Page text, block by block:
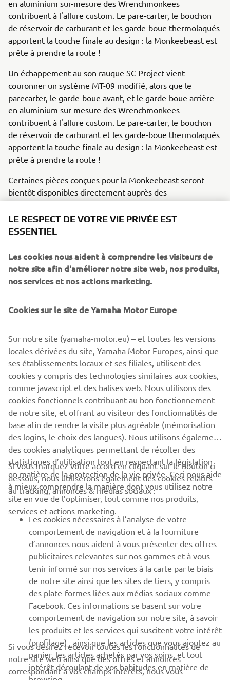
en aluminium sur-mesure des Wrenchmonkees
contribuent à l'allure custom. Le pare-carter, le bouchon
de réservoir de carburant et les garde-boue thermolaqués
apportent la touche finale au design : la Monkeebeast est
prête à prendre la route !
Un échappement au son rauque SC Project vient
couronner un système MT-09 modifié, alors que le
parecarter, le garde-boue avant, et le garde-boue arrière
en aluminium sur-mesure des Wrenchmonkees
contribuent à l'allure custom. Le pare-carter, le bouchon
de réservoir de carburant et les garde-boue thermolaqués
apportent la touche finale au design : la Monkeebeast est
prête à prendre la route !
Certaines pièces conçues pour la Monkeebeast seront
bientôt disponibles directement auprès des
veulent se distinguer avec leur machine.
Pour avoir toutes les informations, rendez-vous
CORPORATE
BUSINESS
PLUS DE YAMAHA
SOUTIEN
BULLETIN
Soyez le premier à connaître les dernières offres, les événements
spéciaux, les nouveautés et bien plus encore
LE RESPECT DE VOTRE VIE PRIVÉE EST
ESSENTIEL
Les cookies nous aident à comprendre les visiteurs de
notre site afin d'améliorer notre site web, nos produits,
nos services et nos actions marketing.
Cookies sur le site de Yamaha Motor Europe
Sur notre site (yamaha-motor.eu) – et toutes les versions
locales dérivées du site, Yamaha Motor Europes, ainsi que
ses établissements locaux et ses filiales, utilisent des
cookies y compris des technologies similaires aux cookies,
comme javascript et des balises web. Nous utilisons des
cookies fonctionnels contribuant au bon fonctionnement
de notre site, et offrant au visiteur des fonctionnalités de
base afin de rendre la visite plus agréable (mémorisation
des logins, le choix des langues). Nous utilisons également
des cookies analytiques permettant de récolter des
statistiques d’utilisation tout en respectant la législation
en matière de la protection de la vie privée. Ceci nous aide
à mieux comprendre la manière dont vous utilisez notre
site en vue de l’optimiser, tout comme nos produits,
services et actions marketing.
Si vous marquez votre accord en cliquant sur le bouton ci-
dessous, nous utiliserons également des cookies relatifs
au tracking, annonces & médias sociaux :
Les cookies nécessaires à l’analyse de votre
comportement de navigation et à la fourniture
d’annonces nous aident à vous présenter des offres
publicitaires relevantes sur nos gammes et à vous
tenir informé sur nos services à la carte par le biais
de notre site ainsi que les sites de tiers, y compris
des plate-formes liées aux médias sociaux comme
Facebook. Ces informations se basent sur votre
comportement de navigation sur notre site, à savoir
les produits et les services qui suscitent votre intérêt
(profilage) , ainsi que les articles que vous ajoutez au
panier, les articles achetés par vos soins, et tout
intérêt découlant de vos habitudes en matière de
Si vous désirez recevoir toutes les fonctionnalités de
notre site web ainsi que des offres et annonces
correspondant à vos champs intérêts, nous vous